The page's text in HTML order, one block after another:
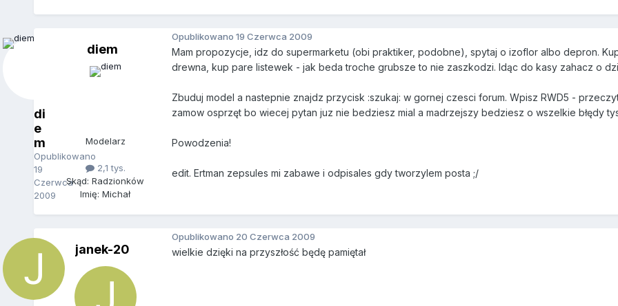
di
e
m
Opublikowano
19
Czerwca
2009
diem
Modelarz
2,1 tys.
Skąd: Radzionków
Imię: Michał
Opublikowano 19 Czerwca 2009
Mam propozycje, idz do supermarketu (obi praktiker, podobne), spytaj o izoflor albo depron.
drewna, kup pare listewek - jak beda troche grubsze to nie zaszkodzi. Idąc do kasy zahacz o
Zbuduj model a nastepnie znajdz przycisk :szukaj: w gornej czesci forum. Wpisz RWD5 -
zamow osprzęt bo wiecej pytan juz nie bedziesz mial a madrzejszy bedziesz o wszelkie błędy
Powodzenia!
edit. Ertman zepsules mi zabawe i odpisales gdy tworzylem posta ;/
janek-20
Opublikowano 20 Czerwca 2009
wielkie dzięki na przyszłość będę pamiętał